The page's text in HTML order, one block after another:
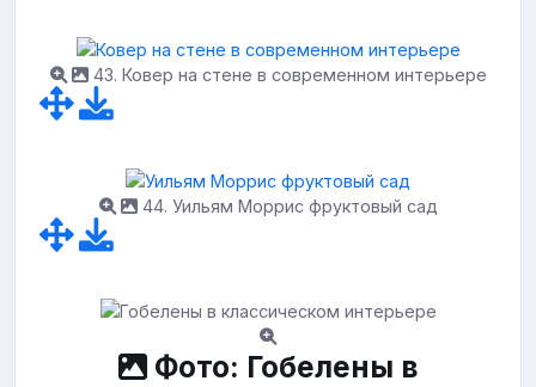
43. Ковер на стене в современном интерьере
44. Уильям Моррис фруктовый сад
Фото: Гобелены в